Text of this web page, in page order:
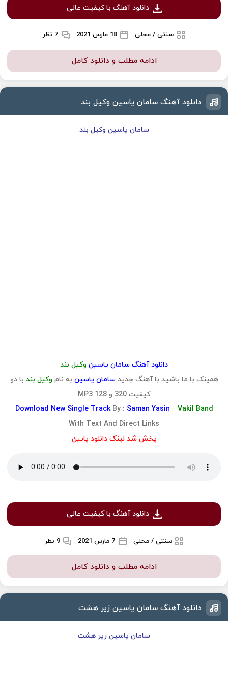
دانلود آهنگ با کیفیت عالی
سنتی / محلی 18 مارس 2021 7 نظر
ادامه مطلب و دانلود کامل
دانلود آهنگ سامان یاسین وکیل بند
سامان یاسین وکیل بند
دانلود آهنگ سامان یاسین وکیل بند
همینک با ما باشید با آهنگ جدیدسامان یاسین به ناموکیل بند با دو
کیفیت 320 و 128 MP3
Download New Single Track By : Saman Yasin – Vakil Band
With Text And Direct Links
پخش شد لینک دانلود پایین
دانلود آهنگ با کیفیت عالی
سنتی / محلی 7 مارس 2021 9 نظر
ادامه مطلب و دانلود کامل
دانلود آهنگ سامان یاسین زیر هشت
سامان یاسین زیر هشت